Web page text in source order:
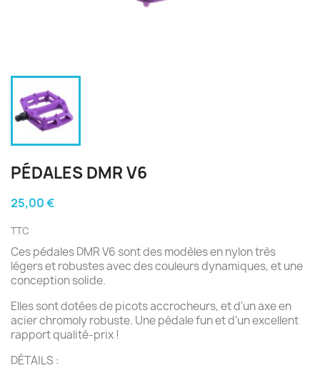
PÉDALES DMR V6
25,00 €
TTC
Ces pédales DMR V6 sont des modèles en nylon très
légers et robustes avec des couleurs dynamiques, et une
conception solide.
Elles sont dotées de picots accrocheurs, et d'un axe en
acier chromoly robuste. Une pédale fun et d'un excellent
rapport qualité-prix !
DÉTAILS :